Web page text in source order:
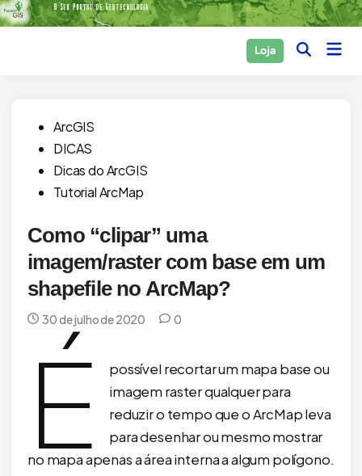
Skip
to
Loja Open Main
PostedArcGIS
DICAS
Dicas do ArcGIS
Tutorial ArcMap
Como “clipar” uma
imagem/raster com base em um
shapefile no ArcMap?
30 de julho de 2020 0
É
possível recortar um mapa base ou
imagem raster qualquer para
reduzir o tempo que o ArcMap leva
para desenhar ou mesmo mostrar
no mapa apenas a área interna a algum polígono.